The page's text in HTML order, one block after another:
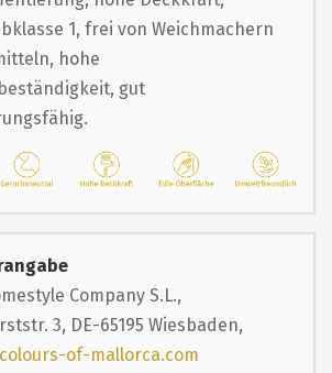
1, frei von Weichmachern
hohe
gut
Company S.L.,
3, DE-65195 Wiesbaden,
of-mallorca.com